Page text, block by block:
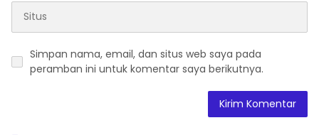
Simpan nama, email, dan situs web saya pada
peramban ini untuk komentar saya berikutnya.